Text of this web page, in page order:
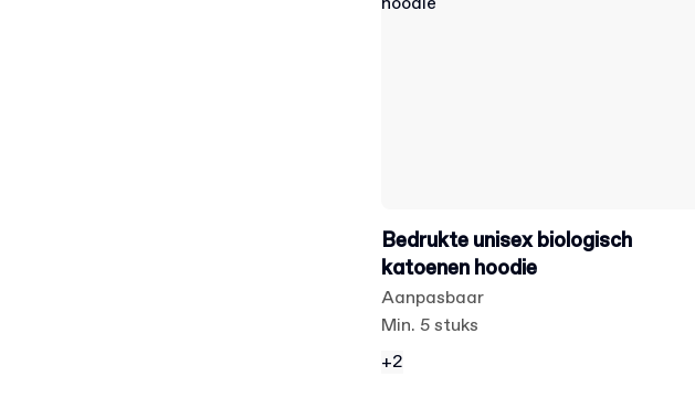
Bedrukte unisex biologisch
katoenen hoodie
Aanpasbaar
Min. 5 stuks
+2